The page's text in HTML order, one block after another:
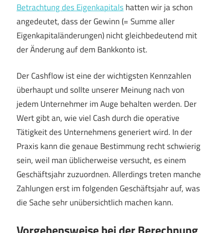
Betrachtung des Eigenkapitalshatten wir ja schon
angedeutet, dass der Gewinn (= Summe aller
Eigenkapitaländerungen) nicht gleichbedeutend mit
der Änderung auf dem Bankkonto ist.
Der Cashflow ist eine der wichtigsten Kennzahlen
überhaupt und sollte unserer Meinung nach von
jedem Unternehmer im Auge behalten werden. Der
Wert gibt an, wie viel Cash durch die operative
Tätigkeit des Unternehmens generiert wird. In der
Praxis kann die genaue Bestimmung recht schwierig
sein, weil man üblicherweise versucht, es einem
Geschäftsjahr zuzuordnen. Allerdings treten manche
Zahlungen erst im folgenden Geschäftsjahr auf, was
die Sache sehr unübersichtlich machen kann.